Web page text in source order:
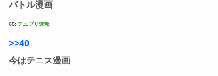
バトル漫画
65: テニプリ速報
>>40
今はテニス漫画